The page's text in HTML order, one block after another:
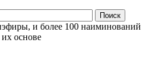
Поиск
и более 100 наиминований
основе